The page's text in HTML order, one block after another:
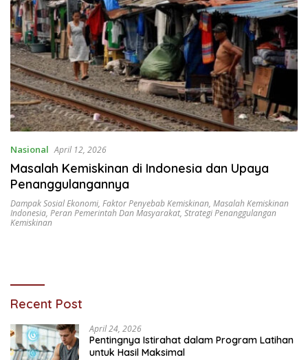
Nasional April 12, 2026
Masalah Kemiskinan di Indonesia dan Upaya
Penanggulangannya
Dampak Sosial Ekonomi, Faktor Penyebab Kemiskinan, Masalah Kemiskinan
Indonesia, Peran Pemerintah Dan Masyarakat, Strategi Penanggulangan
Kemiskinan
Recent Post
April 24, 2026
Pentingnya Istirahat dalam Program Latihan
untuk Hasil Maksimal